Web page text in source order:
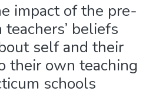
impact of the pre-
beliefs
self and their
their own teaching
schools